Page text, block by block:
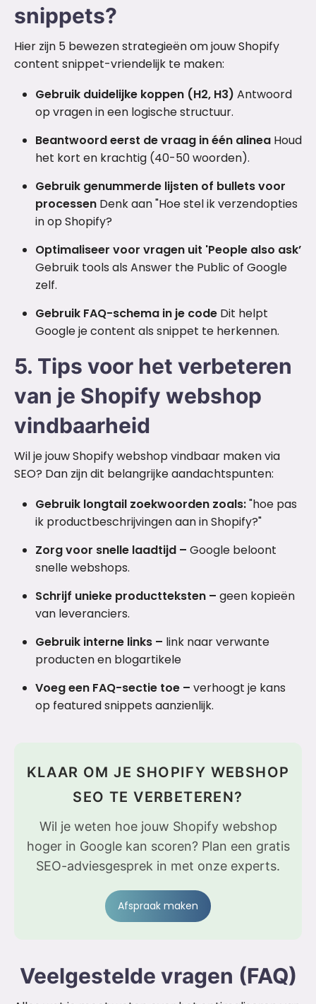
snippets?
Hier zijn 5 bewezen strategieën om jouw Shopify
content snippet-vriendelijk te maken:
Gebruik duidelijke koppen (H2, H3) Antwoord
op vragen in een logische structuur.
Beantwoord eerst de vraag in één alinea Houd
het kort en krachtig (40-50 woorden).
Gebruik genummerde lijsten of bullets voor
processen Denk aan "Hoe stel ik verzendopties
in op Shopify?
Optimaliseer voor vragen uit 'People also ask’
Gebruik tools als Answer the Public of Google
zelf.
Gebruik FAQ-schema in je code Dit helpt
Google je content als snippet te herkennen.
5. Tips voor het verbeteren
van je Shopify webshop
vindbaarheid
Wil je jouw Shopify webshop vindbaar maken via
SEO? Dan zijn dit belangrijke aandachtspunten:
Gebruik longtail zoekwoorden zoals:"hoe pas
ik productbeschrijvingen aan in Shopify?"
Zorg voor snelle laadtijd – Google beloont
snelle webshops.
Schrijf unieke productteksten – geen kopieën
van leveranciers.
Gebruik interne links – link naar verwante
producten en blogartikele
Voeg een FAQ-sectie toe – verhoogt je kans
op featured snippets aanzienlijk.
KLAAR OM JE SHOPIFY WEBSHOP
SEO TE VERBETEREN?
Wil je weten hoe jouw Shopify webshop
hoger in Google kan scoren? Plan een gratis
SEO-adviesgesprek in met onze experts.
Afspraak maken
Veelgestelde vragen (FAQ)